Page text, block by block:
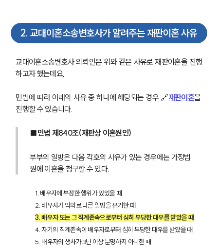
2. 교대이혼소송변호사가 알려주는 재판이혼 사유
교대이혼소송변호사 의뢰인은 위와 같은 사유로 재판이혼을 진행
하고자 했는데요,
민법에 따라 아래의 사유 중 하나에 해당되는 경우 🔗재판이혼을
진행할 수 있습니다.
■민법 제840조(재판상 이혼원인)
부부의 일방은 다음 각호의 사유가 있는 경우에는 가정법
원에 이혼을 청구할 수 있다.
1. 배우자에 부정한 행위가 있었을 때
2. 배우자가 악의로 다른 일방을 유기한 때
3. 배우자 또는 그 직계존속으로부터 심히 부당한 대우를 받았을 때
4. 자기의 직계존속이 배우자로부터 심히 부당한 대우를 받았을 때
5. 배우자의 생사가 3년 이상 분명하지 아니한 때